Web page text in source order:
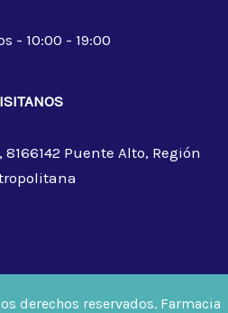
- 10:00 - 19:00
Puente Alto, Región
derechos reservados. Farmacia